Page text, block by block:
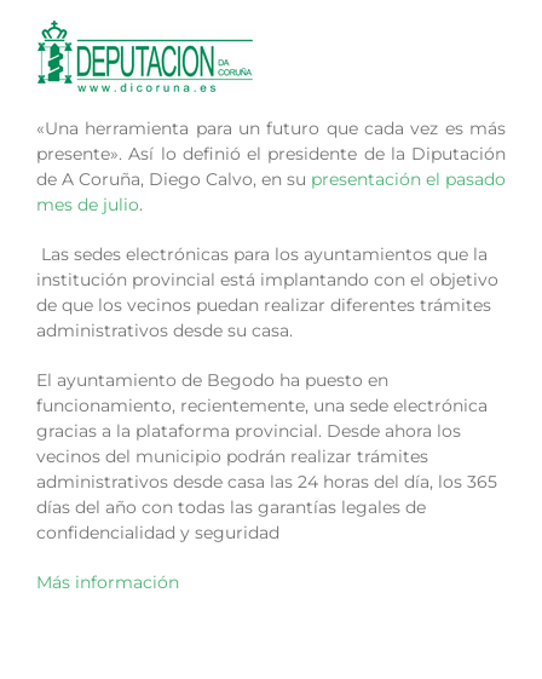
«Una herramienta para un futuro que cada vez es más
presente». Así lo definió el presidente de la Diputación
de A Coruña, Diego Calvo, en su presentación el pasado
mes de julio.
Las sedes electrónicas para los ayuntamientos que la
institución provincial está implantando con el objetivo
de que los vecinos puedan realizar diferentes trámites
administrativos desde su casa.
El ayuntamiento de Begodo ha puesto en
funcionamiento, recientemente, una sede electrónica
gracias a la plataforma provincial. Desde ahora los
vecinos del municipio podrán realizar trámites
administrativos desde casa las 24 horas del día, los 365
días del año con todas las garantías legales de
confidencialidad y seguridad
Más información